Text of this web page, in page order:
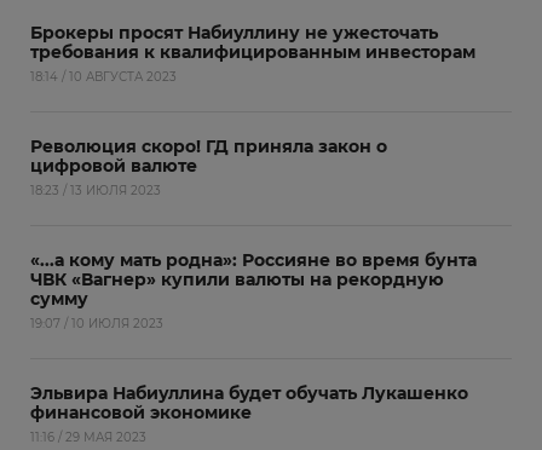
Брокеры просят Набиуллину не ужесточать
требования к квалифицированным инвесторам
18:14 / 10 АВГУСТА 2023
Революция скоро! ГД приняла закон о
цифровой валюте
18:23 / 13 ИЮЛЯ 2023
«...а кому мать родна»: Россияне во время бунта
ЧВК «Вагнер» купили валюты на рекордную
сумму
19:07 / 10 ИЮЛЯ 2023
Эльвира Набиуллина будет обучать Лукашенко
финансовой экономике
11:16 / 29 МАЯ 2023